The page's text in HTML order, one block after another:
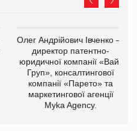
Олег Андрійович Івченко —
директор патентно-
юридичної компанії «Вайз
Груп», консалтингової
компанії «Парето» та
маркетингової агенції
Myka Agency.